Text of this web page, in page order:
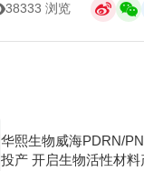
38333 浏览
华熙生物威海PDRN/
投产 开启生物活性材料